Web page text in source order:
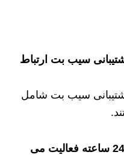
سیب بت ارتباط
سیب بت شامل
آیا پشتیبانی سیب بت به شکل 24 ساعته فعالیت می